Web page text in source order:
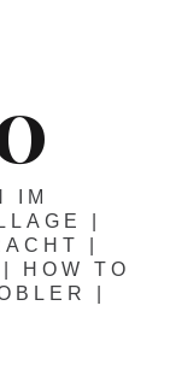
IM
|
|
HOW TO
|